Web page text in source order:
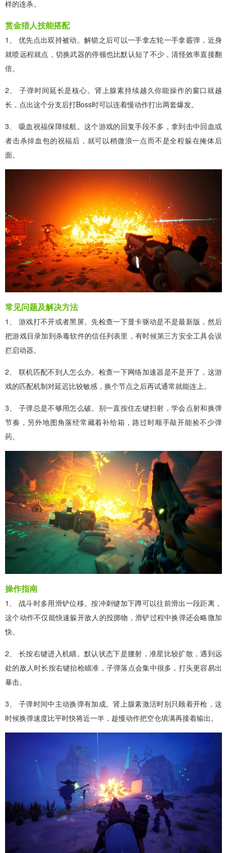
样的连杀。
赏金猎人技能搭配
1、 优先点出双持被动。解锁之后可以一手拿左轮一手拿霰弹，近身
就喷远程就点，切换武器的停顿也比默认短了不少，清怪效率直接翻
倍。
2、 子弹时间延长是核心。肾上腺素持续越久你能操作的窗口就越
长，点出这个分支后打Boss时可以连着慢动作打出两套爆发。
3、 吸血祝福保障续航。这个游戏的回复手段不多，拿到击中回血或
者击杀掉血包的祝福后，就可以稍微浪一点而不是全程躲在掩体后
面。
常见问题及解决方法
1、 游戏打不开或者黑屏。先检查一下显卡驱动是不是最新版，然后
把游戏目录加到杀毒软件的信任列表里，有时候第三方安全工具会误
拦启动器。
2、 联机匹配不到人怎么办。检查一下网络加速器是不是开了，这游
戏的匹配机制对延迟比较敏感，换个节点之后再试通常就能连上。
3、 子弹总是不够用怎么破。别一直按住左键扫射，学会点射和换弹
节奏，另外地图角落经常藏着补给箱，路过时顺手敲开能捡不少弹
药。
操作指南
1、 战斗时多用滑铲位移。按冲刺键加下蹲可以往前滑出一段距离，
这个动作不仅能快速躲开敌人的投掷物，滑铲过程中换弹还会略微加
快。
2、 长按右键进入机瞄。默认状态下是腰射，准星比较扩散，遇到远
处的敌人时长按右键抬枪瞄准，子弹落点会集中很多，打头更容易出
暴击。
3、 子弹时间中主动换弹有加成。肾上腺素激活时别只顾着开枪，这
时候换弹速度比平时快将近一半，趁慢动作把空仓填满再接着输出。